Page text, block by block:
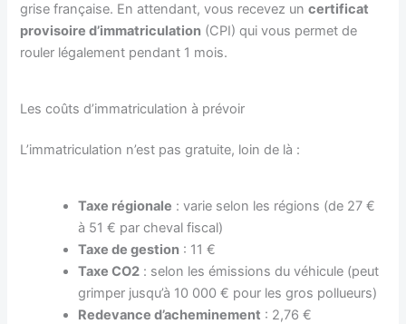
grise française. En attendant, vous recevez uncertificat
provisoire d’immatriculation (CPI) qui vous permet de
rouler légalement pendant 1 mois.
Les coûts d’immatriculation à prévoir
L’immatriculation n’est pas gratuite, loin de là :
Taxe régionale : varie selon les régions (de 27 €
à 51 € par cheval fiscal)
Taxe de gestion : 11 €
Taxe CO2 : selon les émissions du véhicule (peut
grimper jusqu’à 10 000 € pour les gros pollueurs)
Redevance d’acheminement : 2,76 €